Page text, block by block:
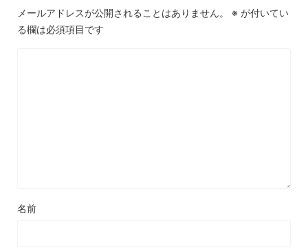
メールアドレスが公開されることはありません。 ※ が付いてい
る欄は必須項目です
名前